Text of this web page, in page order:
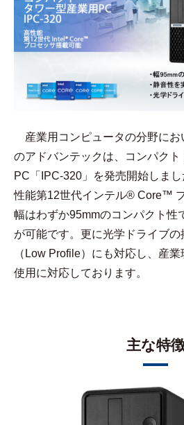
産業用コンピュータの分野にお
のアドバンテックは、コンパクト
PC「IPC-320」を発売開始しま
性能第12世代インテル® Core™
幅はわずか95mmのコンパクト性
が可能です。更に光学ドライブ
（Low Profile）にも対応し、産
使用に対応しております。
主な特